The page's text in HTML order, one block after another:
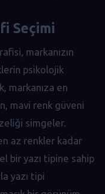
Seçimi
markanızın
psikolojik
markanıza en
mavi renk güveni
simgeler.
az renkler kadar
bir yazı tipine sahip
yazı tipi